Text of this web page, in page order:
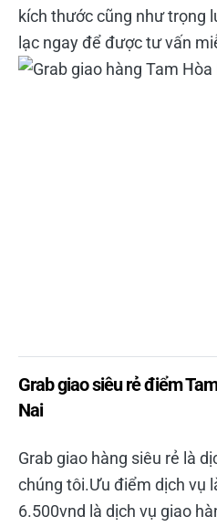
kích thước cũng như trọng
lạc ngay để được tư vấn
Grab giao siêu rẻ điểm
Nai
Grab giao hàng siêu rẻ là
chúng tôi.Ưu điểm dịch vụ
6.500vnd là dịch vụ giao